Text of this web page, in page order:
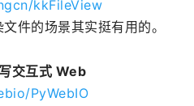
kkFileView
件的场景其实挺有用的。
交互式 Web
PyWebIO